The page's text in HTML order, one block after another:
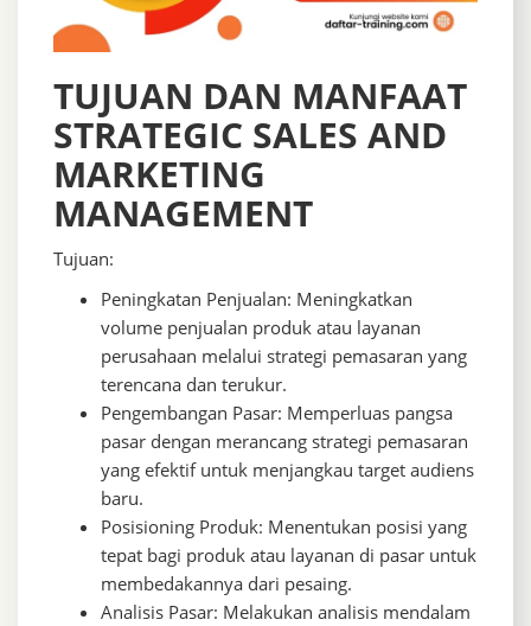
TUJUAN DAN MANFAAT
STRATEGIC SALES AND
MARKETING
MANAGEMENT
Tujuan:
Peningkatan Penjualan: Meningkatkan
volume penjualan produk atau layanan
perusahaan melalui strategi pemasaran yang
terencana dan terukur.
Pengembangan Pasar: Memperluas pangsa
pasar dengan merancang strategi pemasaran
yang efektif untuk menjangkau target audiens
baru.
Posisioning Produk: Menentukan posisi yang
tepat bagi produk atau layanan di pasar untuk
membedakannya dari pesaing.
Analisis Pasar: Melakukan analisis mendalam